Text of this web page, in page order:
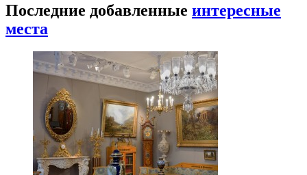
Последние добавленные интересные
места